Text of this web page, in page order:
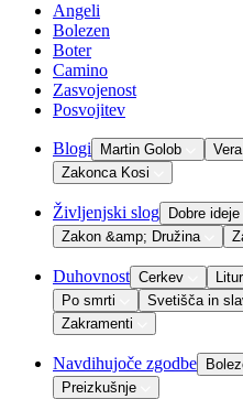
Angeli
Bolezen
Boter
Camino
Zasvojenost
Posvojitev
Blogi Martin Golob Vera
Zakonca Kosi
Življenjski slog Dobre ideje
Zakon &amp; Družina
Duhovnost Cerkev
Po smrti
Svetišča in
Zakramenti
Navdihujoče zgodbe
Preizkušnje